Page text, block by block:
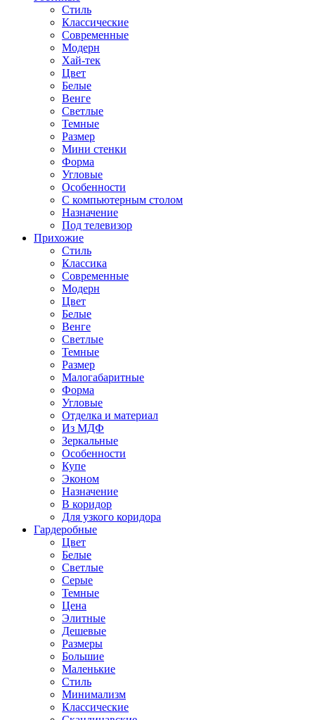
Стиль
Классические
Современные
Модерн
Хай-тек
Цвет
Белые
Венге
Светлые
Темные
Размер
Мини стенки
Форма
Угловые
Особенности
С компьютерным столом
Назначение
Под телевизор
Прихожие
Стиль
Классика
Современные
Модерн
Цвет
Белые
Венге
Светлые
Темные
Размер
Малогабаритные
Форма
Угловые
Отделка и материал
Из МДФ
Зеркальные
Особенности
Купе
Эконом
Назначение
В коридор
Для узкого коридора
Гардеробные
Цвет
Белые
Светлые
Серые
Темные
Цена
Элитные
Дешевые
Размеры
Большие
Маленькие
Стиль
Минимализм
Классические